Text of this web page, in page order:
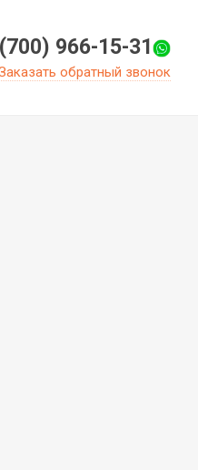
966-15-31
обратный звонок